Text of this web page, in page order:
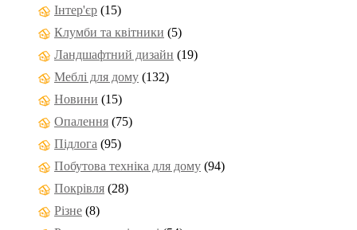
Інтер'єр (15)
Клумби та квітники (5)
Ландшафтний дизайн (19)
Меблі для дому (132)
Новини (15)
Опалення (75)
Підлога (95)
Побутова техніка для дому (94)
Покрівля (28)
Різне (8)